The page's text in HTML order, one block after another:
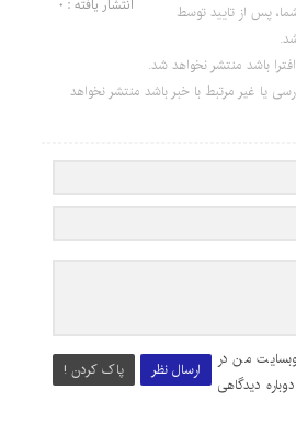
انتشار یافته : 0
پس از تایید توسط
باشد منتشر نخواهد شد.
یا غیر مرتبط با خبر باشد منتشر نخواهد
ارسال نظر پاک کردن !
من در
دیدگاهی